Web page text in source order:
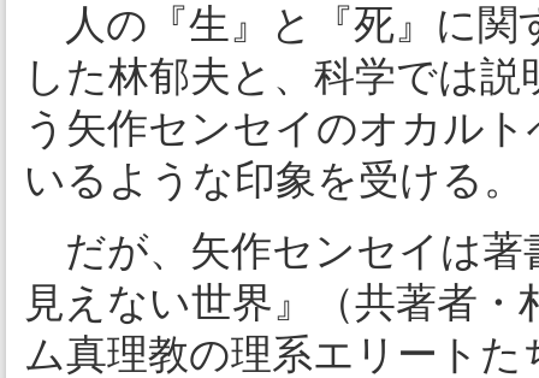
人の『生』と『死』に関
した林郁夫と、科学では
う矢作センセイのオカル
いるような印象を受ける。
だが、矢作センセイは著
見えない世界』（共著者
ム真理教の理系エリート